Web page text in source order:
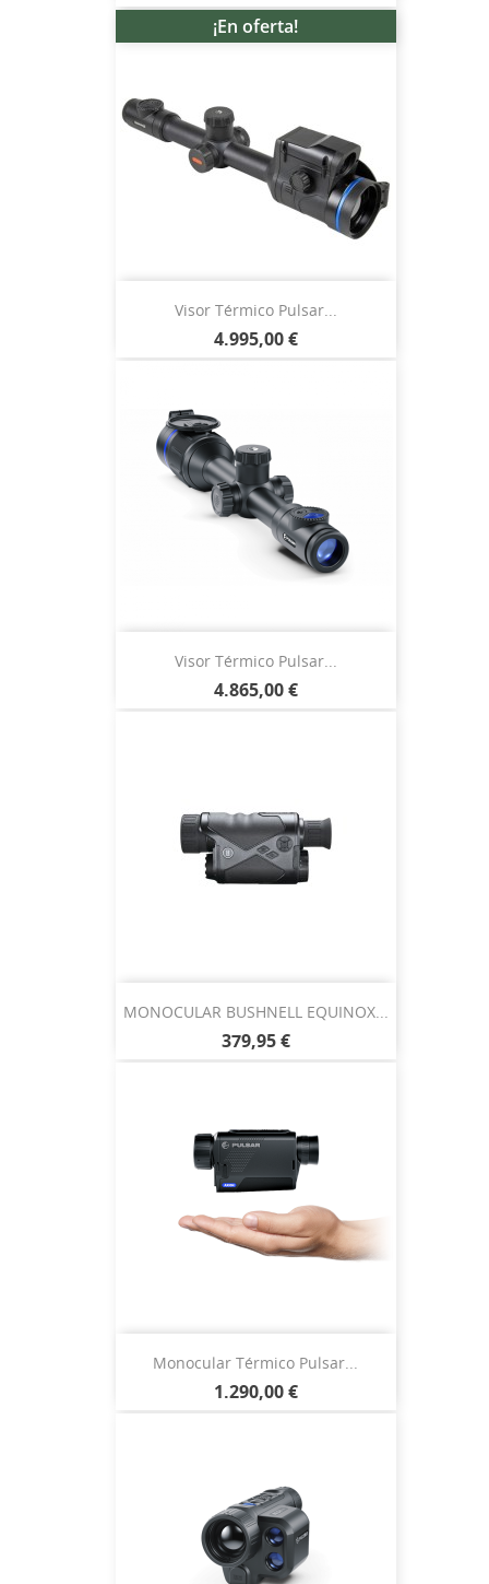
Visor Térmico Pulsar...
4.995,00 €
¡En oferta!
Visor Térmico Pulsar...
4.865,00 €
MONOCULAR BUSHNELL EQUINOX...
379,95 €
Monocular Térmico Pulsar...
1.290,00 €